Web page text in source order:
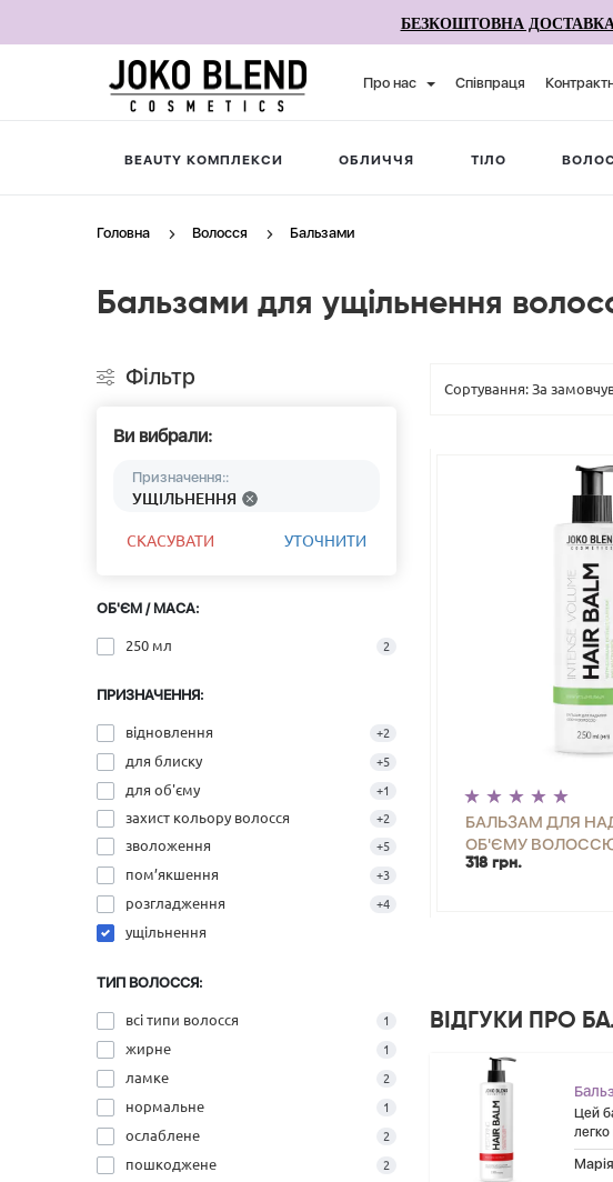
БЕЗКОШТОВНА
Про нас Співпраця
BEAUTY КОМПЛЕКСИ ОБЛИЧЧЯ ТІЛО
Головна Волосся Бальзами
Бальзами для ущільнення
Фільтр
Ви вибрали:
Призначення::
УЩІЛЬНЕННЯ
СКАСУВАТИ УТОЧНИТИ
ОБ'ЄМ / МАСА:
250 мл 2
ПРИЗНАЧЕННЯ:
відновлення +2
для блиску +5
для об'єму +1
захист кольору волосся +2
зволоження +5
пом’якшення +3
розгладження +4
ущільнення
ТИП ВОЛОССЯ:
всі типи волосся 1
жирне 1
ламке 2
нормальне 1
ослаблене 2
пошкоджене 2
БАЛЬЗАМ ДЛЯ
ОБ'ЄМУ ВОЛОССЮ
VOLUME JOKO
318 грн.
-
ВІДГУКИ ПРО
Цей
легко
Марія